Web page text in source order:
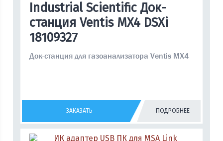
Industrial Scientific Док-
станция Ventis MX4 DSXi
18109327
Док-станция для газоанализатора Ventis MX4
ЗАКАЗАТЬ ПОДРОБНЕЕ